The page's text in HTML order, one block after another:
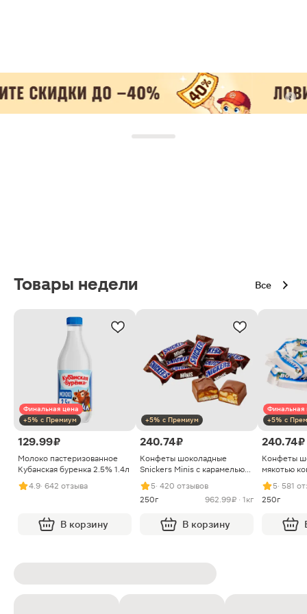
Товары недели Все
Финальная цена
+5% с Премиум
129.99 ₽
Молоко пастеризованное
Кубанская буренка 2.5% 1.4л
4.9· 642 отзыва
В корзину
+5% с Премиум
240.74 ₽
Конфеты шоколадные
Snickers Minis с карамелью
арахисом и нугой
5· 420 отзывов
250г
962.99 ₽ · 1кг
В корзину
Финальная
+5% с
240.74 ₽
Конфеты
мякотью
5· 581
250г